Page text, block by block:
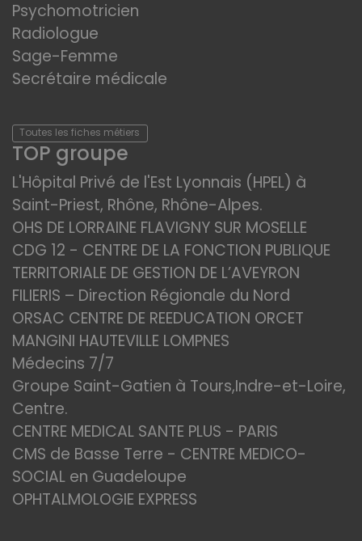
Psychomotricien
Radiologue
Sage-Femme
Secrétaire médicale
Toutes les fiches métiers
TOP groupe
L'Hôpital Privé de l'Est Lyonnais (HPEL) à
Saint-Priest, Rhône, Rhône-Alpes.
OHS DE LORRAINE FLAVIGNY SUR MOSELLE
CDG 12 - CENTRE DE LA FONCTION PUBLIQUE
TERRITORIALE DE GESTION DE L’AVEYRON
FILIERIS – Direction Régionale du Nord
ORSAC CENTRE DE REEDUCATION ORCET
MANGINI HAUTEVILLE LOMPNES
Médecins 7/7
Groupe Saint-Gatien à Tours,Indre-et-Loire,
Centre.
CENTRE MEDICAL SANTE PLUS - PARIS
CMS de Basse Terre - CENTRE MEDICO-
SOCIAL en Guadeloupe
OPHTALMOLOGIE EXPRESS